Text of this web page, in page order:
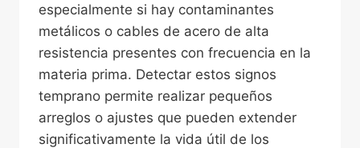
especialmente si hay contaminantes
metálicos o cables de acero de alta
resistencia presentes con frecuencia en la
materia prima. Detectar estos signos
temprano permite realizar pequeños
arreglos o ajustes que pueden extender
significativamente la vida útil de los